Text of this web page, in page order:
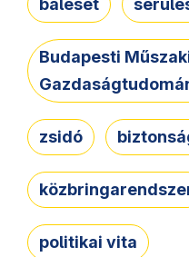
baleset
Budapesti
zsidó
politikai vita